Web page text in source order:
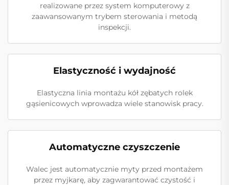
realizowane przez system komputerowy z
zaawansowanym trybem sterowania i metodą
inspekcji.
Elastyczność i wydajność
Elastyczna linia montażu kół zębatych rolek
gąsienicowych wprowadza wiele stanowisk pracy.
Automatyczne czyszczenie
Walec jest automatycznie myty przed montażem
przez myjkarę, aby zagwarantować czystość i